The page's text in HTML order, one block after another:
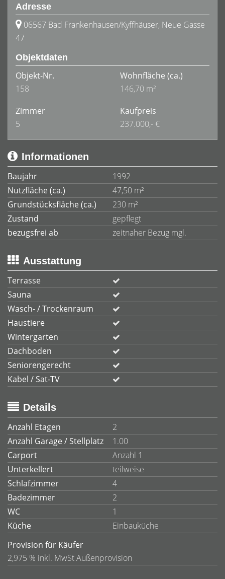
Adresse
06567 Bad Frankenhausen/Kyffhäuser, Neue Gasse
47
Objektdaten
Objekt-Nr.
158
Wohnfläche (ca.)
146,70 m²
Zimmer
5
Kaufpreis
237.000,- €
Informationen
Baujahr
1992
Nutzfläche (ca.)
47,50 m²
Grundstücksfläche (ca.)
230 m²
Zustand
gepflegt
bezugsfrei ab
zeitnaher Bezug mgl.
Ausstattung
Terrasse
Sauna
Wasch- / Trockenraum
Haustiere
Wintergarten
Dachboden
Seniorengerecht
Kabel / Sat-TV
Details
Anzahl Etagen
2
Anzahl Garage / Stellplatz
1.00
Carport
Anzahl 1
Unterkellert
teilweise
Schlafzimmer
4
Badezimmer
2
WC
1
Küche
Einbauküche
Provision für Käufer
2,975 % inkl. MwSt Außenprovision